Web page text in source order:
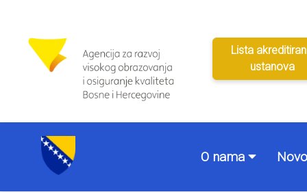
Lista
ustanova
O nama